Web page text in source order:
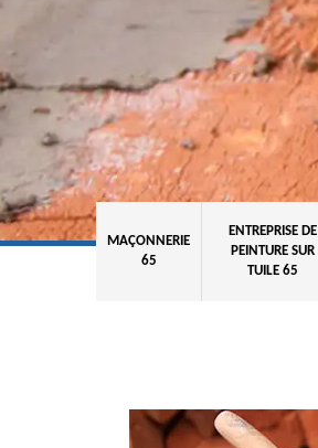
MAÇONNERIE
65
ENTREPRISE DE
PEINTURE SUR
TUILE 65